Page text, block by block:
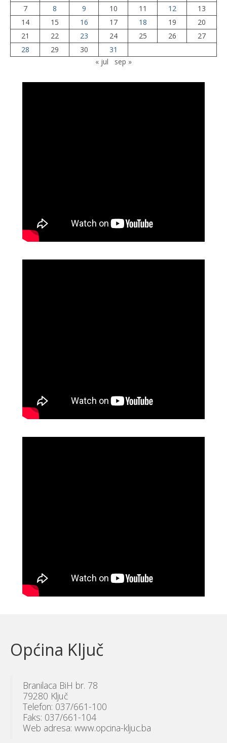
7
8 9 10 11 12
13
14
15 16 17 18 19
20
21
22 23 24 25 26
27
28
29 30
31
« jul
sep »
Općina Ključ
Branilaca BiH br. 78
79280 Ključ
Telefon: 037/661-100
Faks: 037/661-104
Web adresa: www.opcina-kljuc.ba